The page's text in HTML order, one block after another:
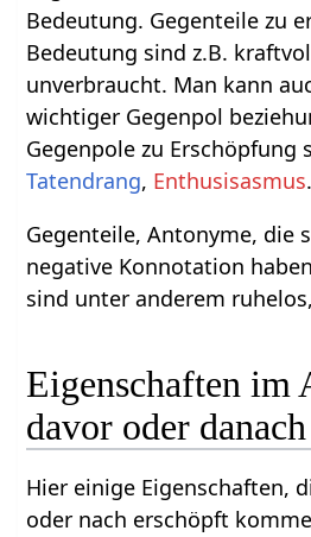
Bedeutung. Gegenteile zu
Bedeutung sind z.B.
unverbraucht. Man kann
wichtiger Gegenpol
Gegenpole zu Erschöpfung
Tatendrang, Enthusisasmus.
Gegenteile, Antonyme, die
negative Konnotation
sind unter anderem
Eigenschaften im
davor oder danach
Hier einige Eigenschaften,
oder nach erschöpft